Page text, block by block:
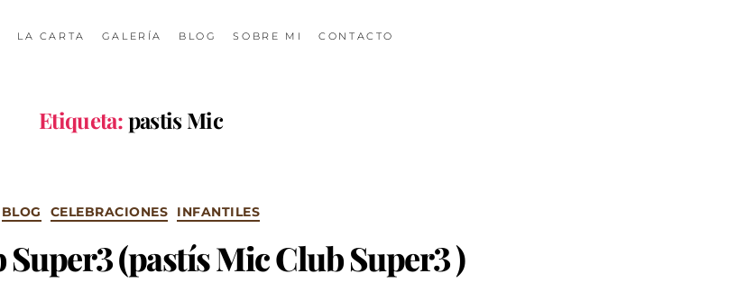
LA CARTA GALERÍA BLOG SOBRE MI CONTACTO
Etiqueta:pastis Mic
BLOG CELEBRACIONES INFANTILES
(pastís Mic Club Super3 )